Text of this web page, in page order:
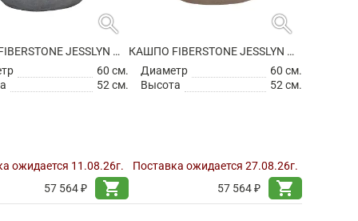
search
КАШПО FIBERSTONE JESSLYN M GREY
60 см.
52 см.
ожидается 11.08.26г.
57 564 ₽
shopping_cart
search
КАШПО FIBERSTONE JESSLYN M, TAUPE
Диаметр
60 см.
Высота
52 см.
Поставка ожидается 27.08.26г.
57 564 ₽
shopping_cart